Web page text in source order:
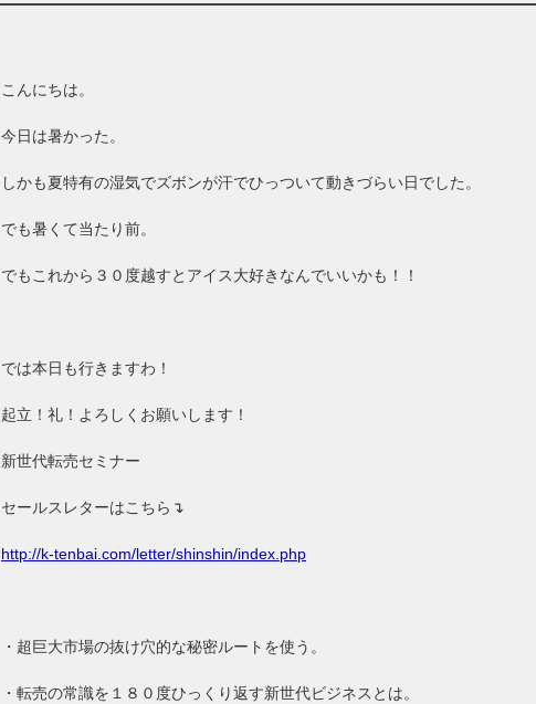
こんにちは。
今日は暑かった。
しかも夏特有の湿気でズボンが汗でひっついて動きづらい日でした。
でも暑くて当たり前。
でもこれから３０度越すとアイス大好きなんでいいかも！！
では本日も行きますわ！
起立！礼！よろしくお願いします！
新世代転売セミナー
セールスレターはこちら↴
http://k-tenbai.com/letter/shinshin/index.php
・超巨大市場の抜け穴的な秘密ルートを使う。
・転売の常識を１８０度ひっくり返す新世代ビジネスとは。